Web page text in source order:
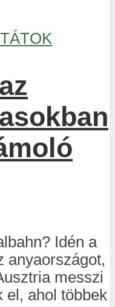
Idén a
anyaországot,
messzi
el, ahol többek